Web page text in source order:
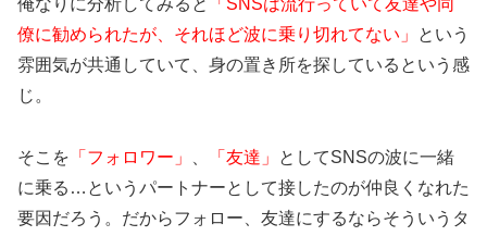
俺なりに分析してみると
「SNSは流行っていて友達や同
僚に勧められたが、それほど波に乗り切れてない」
という
雰囲気が共通していて、身の置き所を探しているという感
じ。
そこを 「フォロワー」 「友達」
としてSNSの波に一緒
に乗る…というパートナーとして接したのが仲良くなれた
要因だろう。だからフォロー、友達にするならそういうタ